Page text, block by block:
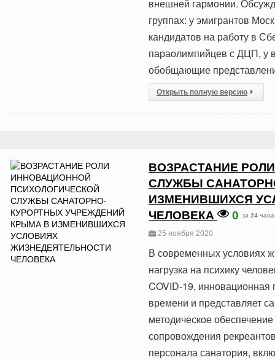
внешней гармонии.
группах: у эмигрантов
кандидатов на работу в
параолимпийцев с ДЦП, у
обобщающие
Открыть полную версию
ВОЗРАСТАНИЕ
СЛУЖБЫ
ИЗМЕНИВШИХСЯ
ЧЕЛОВЕКА
0 за 24 часа
25 ноября 2020
В современных условиях
нагрузка на психику
COVID-19, инновационная
времени и представляет
методическое
сопровождения
персонала санатория,